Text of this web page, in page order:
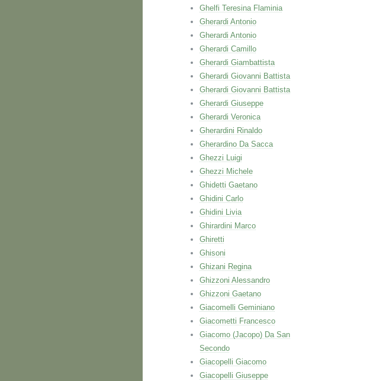
Ghelfi Teresina Flaminia
Gherardi Antonio
Gherardi Antonio
Gherardi Camillo
Gherardi Giambattista
Gherardi Giovanni Battista
Gherardi Giovanni Battista
Gherardi Giuseppe
Gherardi Veronica
Gherardini Rinaldo
Gherardino Da Sacca
Ghezzi Luigi
Ghezzi Michele
Ghidetti Gaetano
Ghidini Carlo
Ghidini Livia
Ghirardini Marco
Ghiretti
Ghisoni
Ghizani Regina
Ghizzoni Alessandro
Ghizzoni Gaetano
Giacomelli Geminiano
Giacometti Francesco
Giacomo (Jacopo) Da San
Secondo
Giacopelli Giacomo
Giacopelli Giuseppe